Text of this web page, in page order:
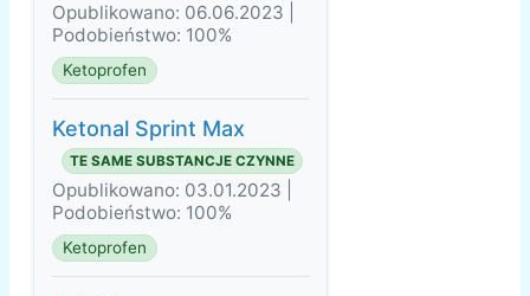
Opublikowano: 06.06.2023 |
Podobieństwo: 100%
Ketoprofen
Ketonal Sprint Max
TE SAME SUBSTANCJE CZYNNE
Opublikowano: 03.01.2023 |
Podobieństwo: 100%
Ketoprofen